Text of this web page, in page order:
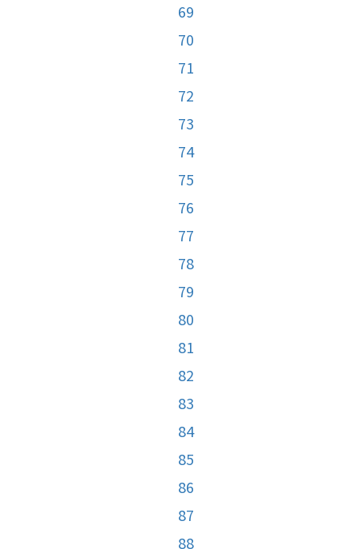
69
70
71
72
73
74
75
76
77
78
79
80
81
82
83
84
85
86
87
88